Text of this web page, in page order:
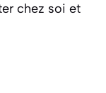
chez soi et